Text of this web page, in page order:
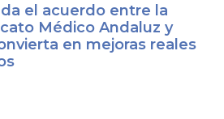
el acuerdo entre la
Médico Andaluz y
en mejoras reales